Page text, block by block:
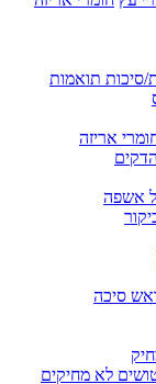
סיכות תואמות
אריזה
אשפה
סיכה
לא מחיקים